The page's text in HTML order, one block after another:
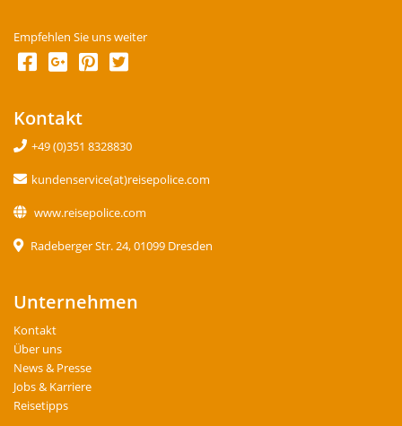
Empfehlen Sie uns weiter
Kontakt
+49 (0)351 8328830
kundenservice(at)reisepolice.com
www.reisepolice.com
Radeberger Str. 24, 01099 Dresden
Unternehmen
Kontakt
Über uns
News & Presse
Jobs & Karriere
Reisetipps